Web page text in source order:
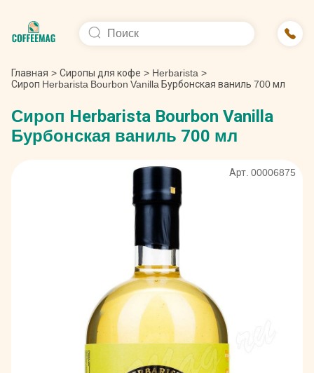
Главная > Сиропы для кофе > Herbarista >
Сироп Herbarista Bourbon Vanilla Бурбонская ваниль 700 мл
Сироп Herbarista Bourbon Vanilla
Бурбонская ваниль 700 мл
Арт. 00006875